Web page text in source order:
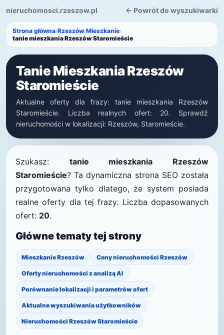
nieruchomosci.rzeszow.pl ← Powrót do wyszukiwarki
Strona główna›Rzeszów›Mieszkanie›
tanie mieszkania Rzeszów Staromieście
Tanie Mieszkania Rzeszów
Staromieście
Aktualne oferty dla frazy: tanie mieszkania Rzeszów
Staromieście. Liczba realnych ofert: 20. Sprawdź
nieruchomości w lokalizacji: Rzeszów, Staromieście.
Szukasz: tanie mieszkania Rzeszów
Staromieście? Ta dynamiczna strona SEO została
przygotowana tylko dlatego, że system posiada
realne oferty dla tej frazy. Liczba dopasowanych
ofert: 20.
Główne tematy tej strony
Mieszkanie Rzeszów Ceny nieruchomości Rzeszów
Oferty nieruchomości z analizą AI
Porównanie lokalizacji i parametrów ofert
Aktualne wyszukiwania użytkowników
Nieruchomości Rzeszów Staromieście